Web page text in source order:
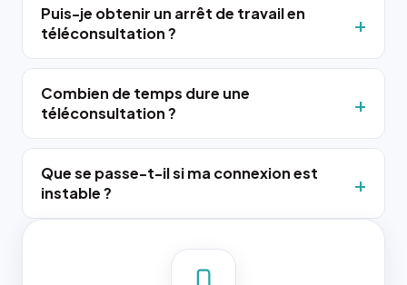
Puis-je obtenir un arrêt de travail en
téléconsultation ?
Combien de temps dure une
téléconsultation ?
Que se passe-t-il si ma connexion est
instable ?